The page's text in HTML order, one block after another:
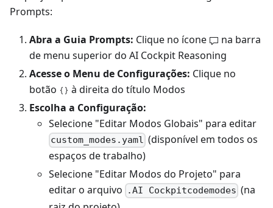
Prompts:
Abra a Guia Prompts: Clique no ícone
na barra
de menu superior do AI Cockpit Reasoning
Acesse o Menu de Configurações: Clique no
botão
à direita do título Modos
Escolha a Configuração:
Selecione "Editar Modos Globais" para editar
custom_modes.yaml (disponível em todos os
espaços de trabalho)
Selecione "Editar Modos do Projeto" para
editar o arquivo
.AI Cockpitcodemodes (na